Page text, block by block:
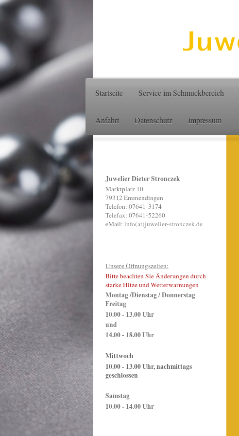
Startseite Service im Schmuckbereich
Anfahrt Datenschutz Impressum
Juwelier Dieter Stronczek
Marktplatz 10
79312 Emmendingen
Telefon: 07641-3174
Telefax: 07641-52260
eMail: info(at)juwelier-stronczek.de
Unsere Öffnungszeiten:
Bitte beachten Sie Änderungen durch
starke Hitze und Wetterwarnungen
Montag /Dienstag / Donnerstag
Freitag
10.00 - 13.00 Uhr
und
14.00 - 18.00 Uhr
Mittwoch
10.00 - 13.00 Uhr, nachmittags
geschlossen
Samstag
10.00 - 14.00 Uhr